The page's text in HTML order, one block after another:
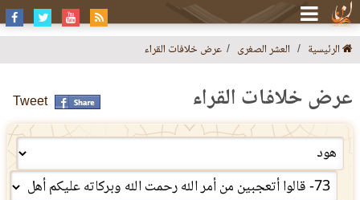
الرئيسية العشر الصغرى عرض خلافات القراء
عرض خلافات القراء Tweet